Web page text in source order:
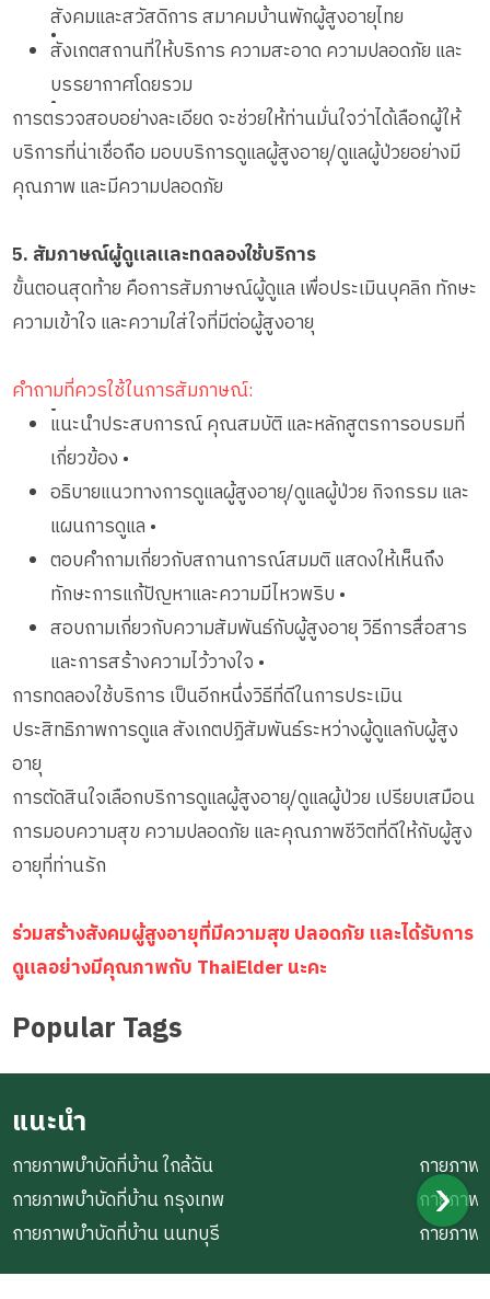
สังคมและสวัสดิการ สมาคมบ้านพักผู้สูงอายุไทย
•
สังเกตสถานที่ให้บริการ ความสะอาด ความปลอดภัย และ
บรรยากาศโดยรวม
•
การตรวจสอบอย่างละเอียด จะช่วยให้ท่านมั่นใจว่าได้เลือกผู้ให้
บริการที่น่าเชื่อถือ มอบบริการดูแลผู้สูงอายุ/ดูแลผู้ป่วยอย่างมี
คุณภาพ และมีความปลอดภัย
5. สัมภาษณ์ผู้ดูแลและทดลองใช้บริการ
ขั้นตอนสุดท้าย คือการสัมภาษณ์ผู้ดูแล เพื่อประเมินบุคลิก ทักษะ
ความเข้าใจ และความใส่ใจที่มีต่อผู้สูงอายุ
คำถามที่ควรใช้ในการสัมภาษณ์:
•
แนะนำประสบการณ์ คุณสมบัติ และหลักสูตรการอบรมที่
เกี่ยวข้อง •
อธิบายแนวทางการดูแลผู้สูงอายุ/ดูแลผู้ป่วย กิจกรรม และ
แผนการดูแล •
ตอบคำถามเกี่ยวกับสถานการณ์สมมติ แสดงให้เห็นถึง
ทักษะการแก้ปัญหาและความมีไหวพริบ •
สอบถามเกี่ยวกับความสัมพันธ์กับผู้สูงอายุ วิธีการสื่อสาร
และการสร้างความไว้วางใจ •
การทดลองใช้บริการ เป็นอีกหนึ่งวิธีที่ดีในการประเมิน
ประสิทธิภาพการดูแล สังเกตปฏิสัมพันธ์ระหว่างผู้ดูแลกับผู้สูง
อายุ
การตัดสินใจเลือกบริการดูแลผู้สูงอายุ/ดูแลผู้ป่วย เปรียบเสมือน
การมอบความสุข ความปลอดภัย และคุณภาพชีวิตที่ดีให้กับผู้สูง
อายุที่ท่านรัก
ร่วมสร้างสังคมผู้สูงอายุที่มีความสุข ปลอดภัย และได้รับการ
ดูแลอย่างมีคุณภาพกับ ThaiElder นะคะ
Popular Tags
แนะนำ
กายภาพบำบัดที่บ้าน ใกล้ฉัน
กายภาพบำบัดที่บ้าน กรุงเทพ
กายภาพบำบัดที่บ้าน นนทบุรี
กายภาพ
กายภาพ
กายภา